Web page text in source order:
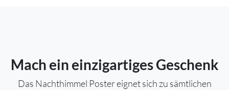
Mach ein einzigartiges Geschenk
Das Nachthimmel Poster eignet sich zu sämtlichen